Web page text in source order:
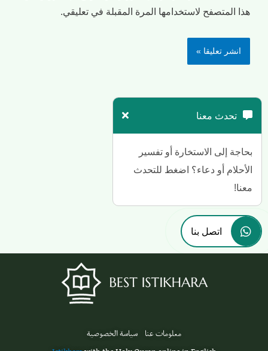
هذا المتصفح لاستخدامها المرة المقبلة في تعليقي.
تحدث معنا
بحاجة إلى الاستخارة أو تفسير
الأحلام أو دعاء؟ اضغط للتحدث
معنا!
اتصل بنا
معلومات عنا سياسة الخصوصية